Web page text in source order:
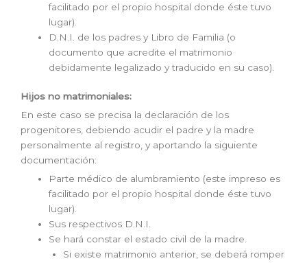
facilitado por el propio hospital donde éste tuvo
lugar).
D.N.I. de los padres y Libro de Familia (o
documento que acredite el matrimonio
debidamente legalizado y traducido en su caso).
Hijos no matrimoniales:
En este caso se precisa la declaración de los
progenitores, debiendo acudir el padre y la madre
personalmente al registro, y aportando la siguiente
documentación:
Parte médico de alumbramiento (este impreso es
facilitado por el propio hospital donde éste tuvo
lugar).
Sus respectivos D.N.I.
Se hará constar el estado civil de la madre.
Si existe matrimonio anterior, se deberá romper